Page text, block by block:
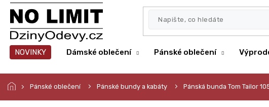
Přejít
obsah
NOVINKY Dámské oblečení Pánské oblečení
Pánské oblečení Pánské bundy a kabáty Pánská bunda Tom Tailor